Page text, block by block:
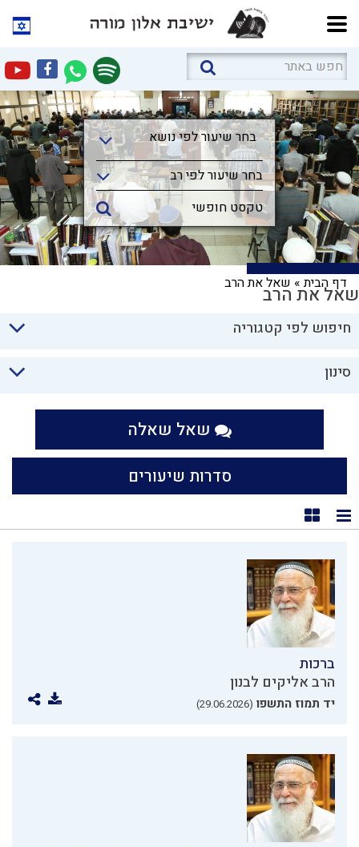
בחר שיעור לפי נושא
בחר שיעור לפי נושא
בחר שיעור לפי רב
דף הבית» שאל את הרבשאל את הרב
חיפוש לפי קטגוריה
סינון
שאל שאלה
סדרות שיעורים
תצוגת רשימה
תצוגת קוביות
ברכות
הרב אליקים לבנון
יד תמוז התשפו (29.06.2026)